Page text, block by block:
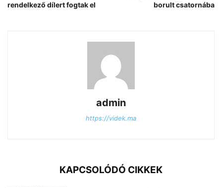
rendelkező dílert fogtak el
borult csatornába
admin
https://videk.ma
KAPCSOLÓDÓ CIKKEK